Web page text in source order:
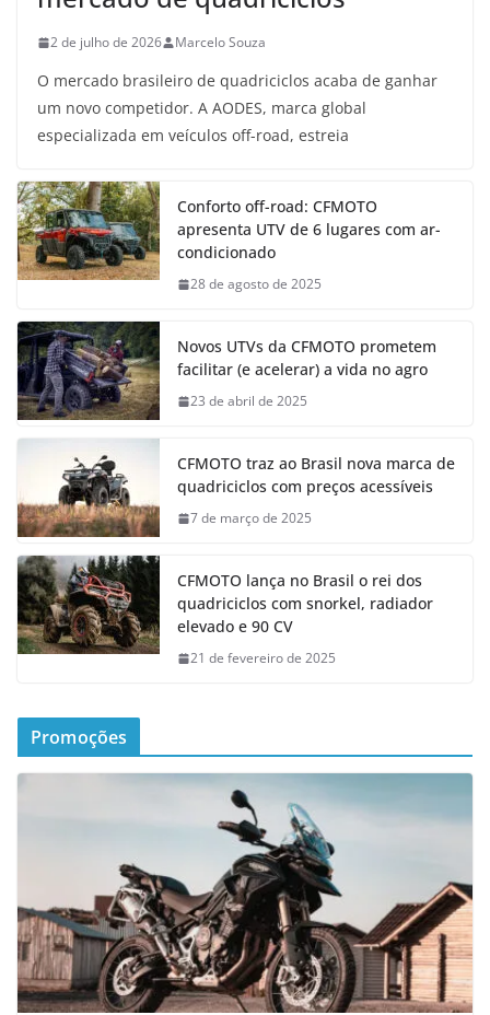
2 de julho de 2026 Marcelo Souza
O mercado brasileiro de quadriciclos acaba de ganhar
um novo competidor. A AODES, marca global
especializada em veículos off-road, estreia
Conforto off-road: CFMOTO
apresenta UTV de 6 lugares com ar-
condicionado
28 de agosto de 2025
Novos UTVs da CFMOTO prometem
facilitar (e acelerar) a vida no agro
23 de abril de 2025
CFMOTO traz ao Brasil nova marca de
quadriciclos com preços acessíveis
7 de março de 2025
CFMOTO lança no Brasil o rei dos
quadriciclos com snorkel, radiador
elevado e 90 CV
21 de fevereiro de 2025
Promoções